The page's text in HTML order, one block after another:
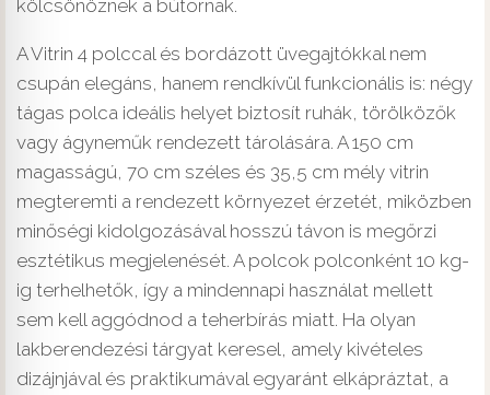
kölcsönöznek a bútornak.
A Vitrin 4 polccal és bordázott üvegajtókkal nem
csupán elegáns, hanem rendkívül funkcionális is: négy
tágas polca ideális helyet biztosít ruhák, törölközők
vagy ágyneműk rendezett tárolására. A 150 cm
magasságú, 70 cm széles és 35,5 cm mély vitrin
megteremti a rendezett környezet érzetét, miközben
minőségi kidolgozásával hosszú távon is megőrzi
esztétikus megjelenését. A polcok polconként 10 kg-
ig terhelhetők, így a mindennapi használat mellett
sem kell aggódnod a teherbírás miatt. Ha olyan
lakberendezési tárgyat keresel, amely kivételes
dizájnjával és praktikumával egyaránt elkápráztat, a